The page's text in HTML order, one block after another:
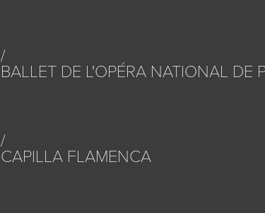
BALLET DE L'OPÉRA NATIONAL DE
CAPILLA FLAMENCA